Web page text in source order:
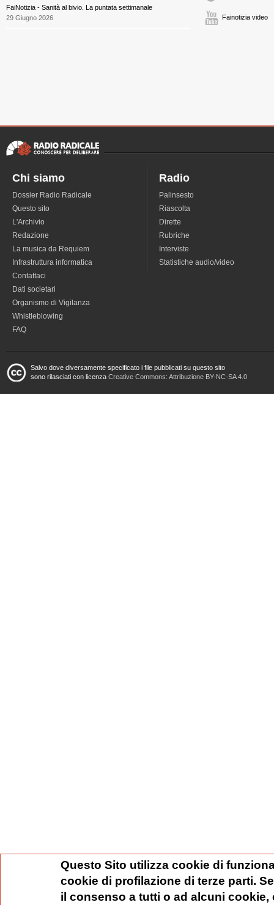
FaiNotizia - Sanità al bivio. La puntata settimanale
29 Giugno 2026
Fainotizia video
Chi siamo
Dossier Radio Radicale
Questo sito
L'Archivio
Redazione
La musica da Requiem
Infrastruttura informatica
Contattaci
Dati societari
Organismo di Vigilanza
Whistleblowing
FAQ
Radio
Palinsesto
Riascolta
Dirette
Rubriche
Interviste
Statistiche audio/video
Salvo dove diversamente specificato i file pubblicati su questo sito
sono rilasciati con licenza Creative Commons: Attribuzione BY-NC-SA 4.0
Questo Sito utilizza cookie di
cookie di profilazione di terze parti.
il consenso a tutti o ad alcuni